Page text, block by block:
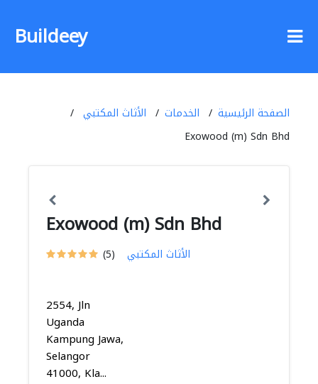
Buildeey
الصفحة الرئيسية الخدمات
الأثاث المكتبي
Exowood (m) Sdn Bhd
Exowood (m) Sdn Bhd
(5) الأثاث المكتبي
2554, Jln
Uganda
Kampung Jawa,
Selangor
41000, Kla...